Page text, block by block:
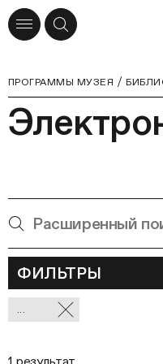
ПРОГРАММЫ МУЗЕЯ
ФИЛЬТРЫ
Отмеченные
фильтры